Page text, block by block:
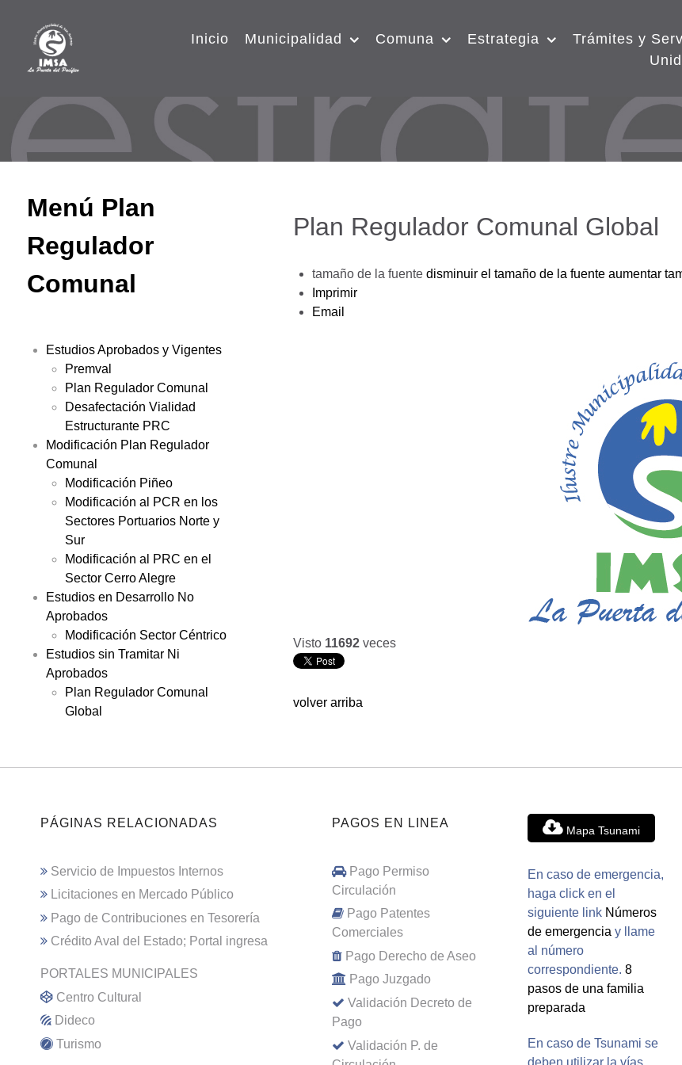
Inicio Municipalidad Comuna Estrategia
Trámites y
Menú Plan
Regulador
Comunal
Estudios Aprobados y Vigentes
Premval
Plan Regulador Comunal
Desafectación Vialidad
Estructurante PRC
Modificación Plan Regulador
Comunal
Modificación Piñeo
Modificación al PCR en los
Sectores Portuarios Norte y
Sur
Modificación al PRC en el
Sector Cerro Alegre
Estudios en Desarrollo No
Aprobados
Modificación Sector Céntrico
Estudios sin Tramitar Ni
Aprobados
Plan Regulador Comunal
Global
Plan Regulador Comunal Global
tamaño de la fuente disminuir el tamaño de la fuente aumentar
Imprimir
Email
Visto 11692 veces
volver arriba
PÁGINAS RELACIONADAS
Servicio de Impuestos Internos
Licitaciones en Mercado Público
Pago de Contribuciones en Tesorería
Crédito Aval del Estado; Portal ingresa
PORTALES MUNICIPALES
Centro Cultural
Dideco
Turismo
PAGOS EN LINEA
Pago Permiso
Circulación
Pago Patentes
Comerciales
Pago Derecho de Aseo
Pago Juzgado
Validación Decreto de
Pago
Validación P. de
Mapa Tsunami
En caso de emergencia,
haga click en el
siguiente link Números
de emergencia y llame
al número
correspondiente. 8
pasos de una familia
preparada
En caso de Tsunami se
deben utilizar la vías